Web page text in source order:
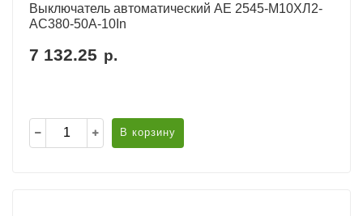
Выключатель автоматический АЕ 2545-М10ХЛ2-
AC380-50А-10In
7 132.25 р.
В корзину